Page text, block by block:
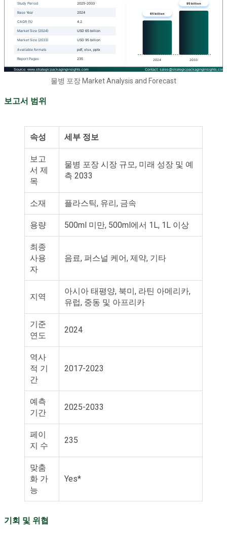
물병 포장 Market Analysis and Forecast
보고서 범위
속성 세부 정보
보고
서 제
목
물병 포장 시장 규모, 미래 성장 및 예
측 2033
소재 플라스틱, 유리, 금속
용량 500ml 미만, 500ml에서 1L, 1L 이상
최종
사용
자
음료, 퍼스널 케어, 제약, 기타
지역
아시아 태평양, 북미, 라틴 아메리카,
유럽, 중동 및 아프리카
기준
연도
2024
역사
적 기
간
2017-2023
예측
기간
2025-2033
페이
지 수
235
맞춤
화 가
능
Yes*
기회 및 위협